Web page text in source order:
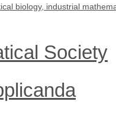
biology, industrial
Society